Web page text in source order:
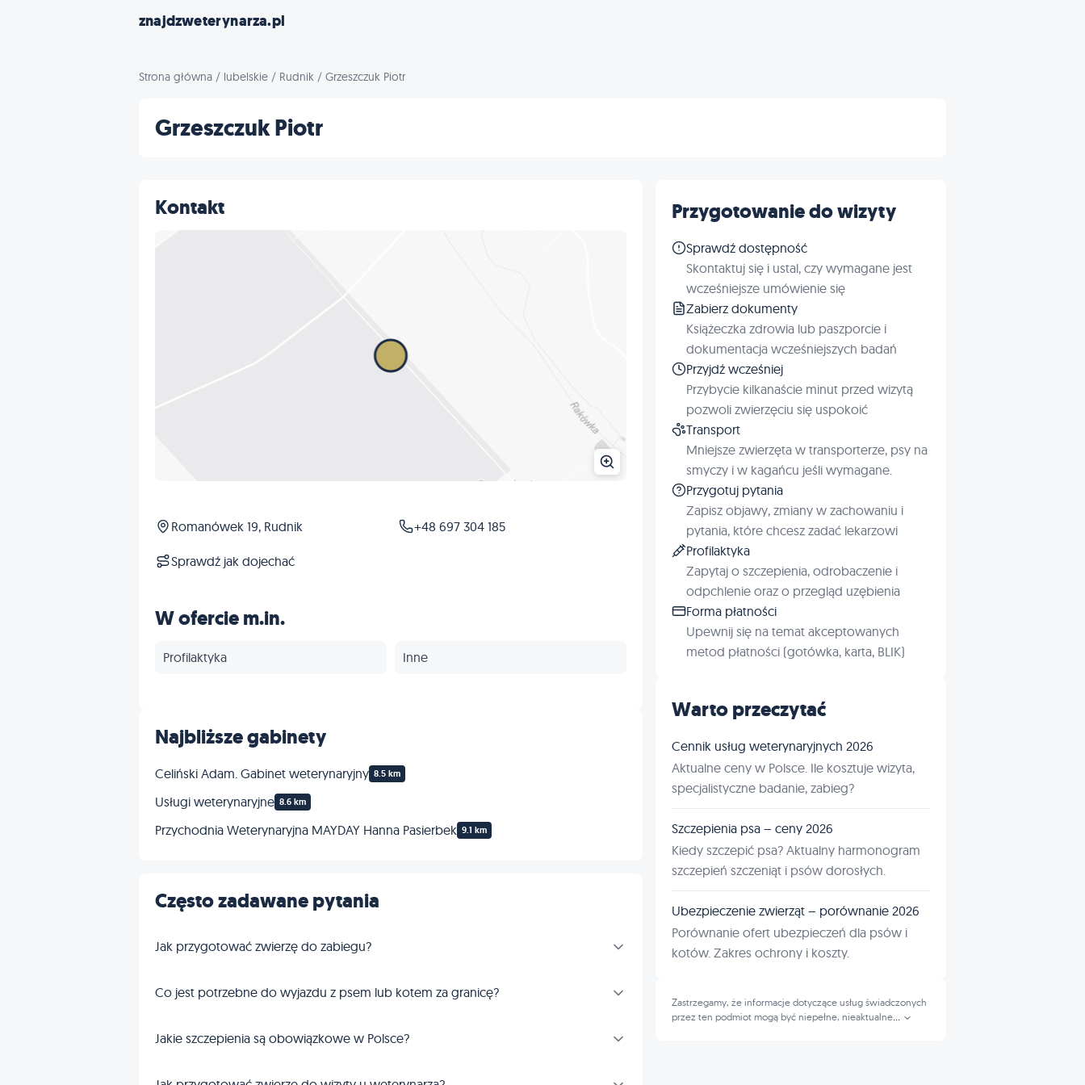
znajdzweterynarza.pl
Strona główna / lubelskie / Rudnik / Grzeszczuk Piotr
Grzeszczuk Piotr
Kontakt
Romanówek 19, Rudnik +48 697 304 185
Sprawdź jak dojechać
W ofercie m.in.
Profilaktyka Inne
Najbliższe gabinety
Celiński Adam. Gabinet weterynaryjny 8.5 km
Usługi weterynaryjne 8.6 km
Przychodnia Weterynaryjna MAYDAY Hanna Pasierbek 9.1 km
Często zadawane pytania
Jak przygotować zwierzę do zabiegu?
Co jest potrzebne do wyjazdu z psem lub kotem za granicę?
Jakie szczepienia są obowiązkowe w Polsce?
Przygotowanie do wizyty
Sprawdź dostępność
Skontaktuj się i ustal, czy wymagane jest
wcześniejsze umówienie się
Zabierz dokumenty
Książeczka zdrowia lub paszporcie i
dokumentacja wcześniejszych badań
Przyjdź wcześniej
Przybycie kilkanaście minut przed wizytą
pozwoli zwierzęciu się uspokoić
Transport
Mniejsze zwierzęta w transporterze, psy na
smyczy i w kagańcu jeśli wymagane.
Przygotuj pytania
Zapisz objawy, zmiany w zachowaniu i
pytania, które chcesz zadać lekarzowi
Profilaktyka
Zapytaj o szczepienia, odrobaczenie i
odpchlenie oraz o przegląd uzębienia
Forma płatności
Upewnij się na temat akceptowanych
metod płatności (gotówka, karta, BLIK)
Warto przeczytać
Cennik usług weterynaryjnych 2026
Aktualne ceny w Polsce. Ile kosztuje wizyta,
specjalistyczne badanie, zabieg?
Szczepienia psa – ceny 2026
Kiedy szczepić psa? Aktualny harmonogram
szczepień szczeniąt i psów dorosłych.
Ubezpieczenie zwierząt – porównanie 2026
Porównanie ofert ubezpieczeń dla psów i
kotów. Zakres ochrony i koszty.
Zastrzegamy, że informacje dotyczące usług świadczonych
przez ten podmiot mogą być niepełne, nieaktualne...